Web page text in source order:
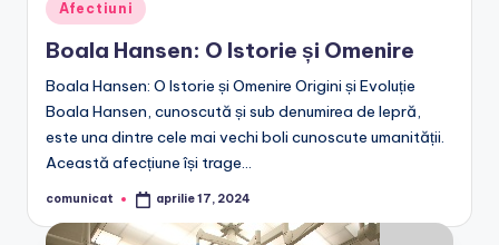
Posted
in
Afectiuni
Boala Hansen: O Istorie și Omenire
Boala Hansen: O Istorie și Omenire Origini și Evoluție
Boala Hansen, cunoscută și sub denumirea de lepră,
este una dintre cele mai vechi boli cunoscute umanității.
Această afecțiune își trage…
Posted
comunicat aprilie 17, 2024